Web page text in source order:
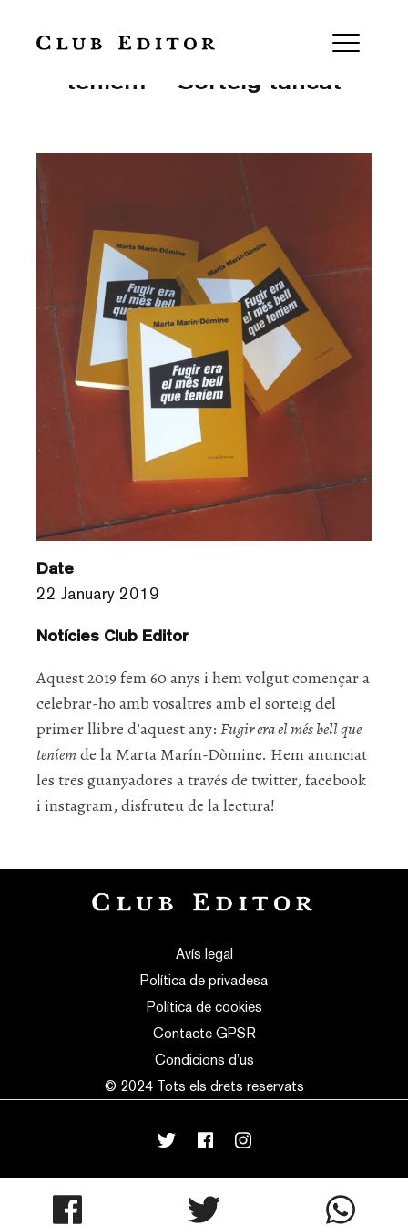
‘Fugir és el més bell que
teníem’ – Sorteig tancat
Date
22 January 2019
Notícies Club Editor
Aquest 2019 fem 60 anys i hem volgut començar a
celebrar-ho amb vosaltres amb el sorteig del
primer llibre d’aquest any: Fugir era el més bell que
teníemde la Marta Marín-Dòmine. Hem anunciat
les tres guanyadores a través de twitter, facebook
i instagram, disfruteu de la lectura!
Avís legal
Política de privadesa
Política de cookies
Contacte GPSR
Condicions d’us
© 2024 Tots els drets reservats
made with♥by mortensen